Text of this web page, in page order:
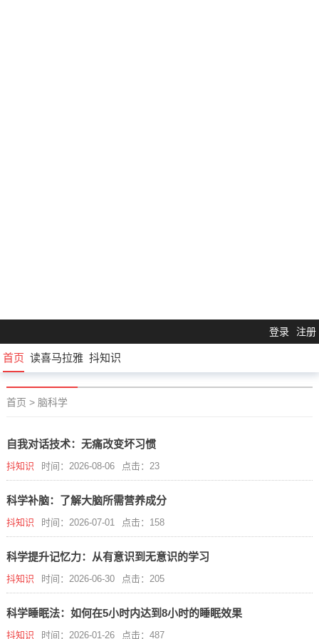
登录 注册
首页 读喜马拉雅 抖知识
首页 > 脑科学
自我对话技术：无痛改变坏习惯
抖知识 时间：2026-08-06 点击：23
科学补脑：了解大脑所需营养成分
抖知识 时间：2026-07-01 点击：158
科学提升记忆力：从有意识到无意识的学习
抖知识 时间：2026-06-30 点击：205
科学睡眠法：如何在5小时内达到8小时的睡眠效果
抖知识 时间：2026-01-26 点击：487